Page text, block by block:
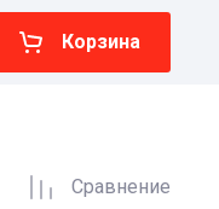
Корзина
Сравнение